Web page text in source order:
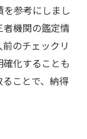
参考にしまし
機関の鑑定情
のチェックリ
化することも
ことで、納得